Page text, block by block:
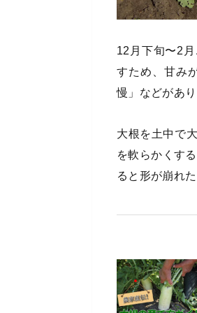
12月下旬〜2
すため、甘み
慢」などがあり
大根を土中で
を軟らかくす
ると形が崩れ